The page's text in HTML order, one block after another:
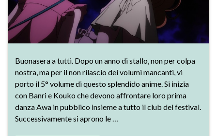
Buonasera a tutti. Dopo un anno di stallo, non per colpa
nostra, ma per il non rilascio dei volumi mancanti, vi
porto il 5° volume di questo splendido anime. Si inizia
con Banri e Kouko che devono affrontare loro prima
danza Awa in pubblico insieme a tutto il club del festival.
Successivamente si aprono le …